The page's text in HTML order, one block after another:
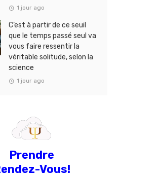
1 jour ago
C’est à partir de ce seuil
que le temps passé seul va
vous faire ressentir la
véritable solitude, selon la
science
1 jour ago
Prendre
Vous!